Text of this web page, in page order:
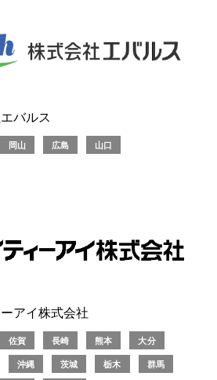
バルス
岡山 広島 山口
アイ株式会社
佐賀 長崎 熊本
大分
沖縄 茨城 栃木
群馬